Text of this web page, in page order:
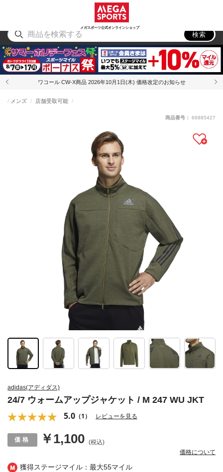
メガスポーツ公式オンラインショップ
アウトドア
検索
ワコール CW-X商品 2026年10月1日(木) 価格改定のお知らせ
獲得ステージマイル：最大55マイル
adidas(アディダス)
24/7 ウォームアップジャケット / M 247 WU JKT
5.0 （1） レビューを見る
メンズ 店舗受取可能
￥1,100 (税込)
価格について
商品番号： 66885427